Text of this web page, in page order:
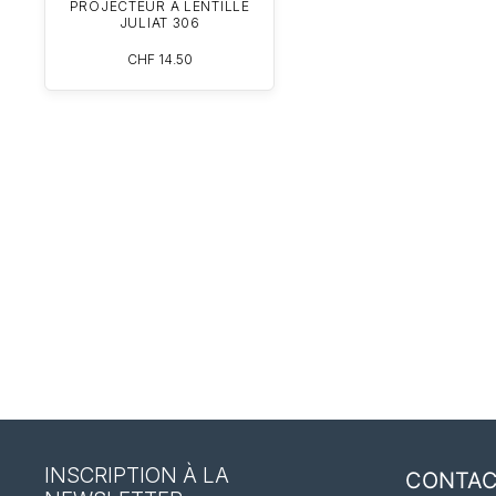
PROJECTEUR À LENTILLE
JULIAT 306
CHF14.50
INSCRIPTION À LA